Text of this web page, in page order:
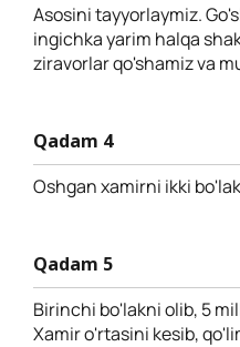
Asosini tayyorlaymiz.
ingichka yarim halqa
ziravorlar qo'shamiz va
Qadam 4
Oshgan xamirni ikki
Qadam 5
Birinchi bo'lakni olib, 5
Xamir o'rtasini kesib,